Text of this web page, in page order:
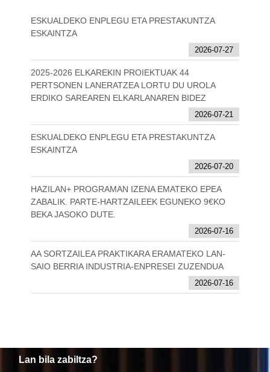
ESKUALDEKO ENPLEGU ETA PRESTAKUNTZA
ESKAINTZA
2026-07-27
2025-2026 ELKAREKIN PROIEKTUAK 44
PERTSONEN LANERATZEA LORTU DU UROLA
ERDIKO SAREAREN ELKARLANAREN BIDEZ
2026-07-21
ESKUALDEKO ENPLEGU ETA PRESTAKUNTZA
ESKAINTZA
2026-07-20
HAZILAN+ PROGRAMAN IZENA EMATEKO EPEA
ZABALIK. PARTE-HARTZAILEEK EGUNEKO 9€KO
BEKA JASOKO DUTE.
2026-07-16
AA SORTZAILEA PRAKTIKARA ERAMATEKO LAN-
SAIO BERRIA INDUSTRIA-ENPRESEI ZUZENDUA
2026-07-16
Lan bila zabiltza?